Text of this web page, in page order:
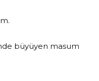
büyüyen masum